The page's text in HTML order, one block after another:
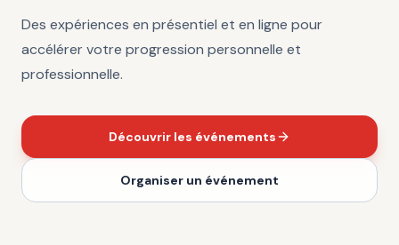
Des expériences en présentiel et en ligne pour
accélérer votre progression personnelle et
professionnelle.
Découvrir les événements
Organiser un événement